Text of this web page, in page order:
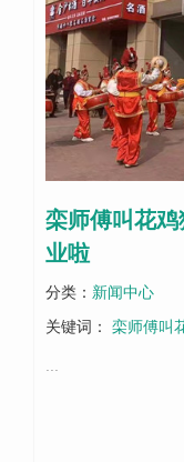
栾师傅叫花
业啦
分类： 新闻中心
关键词：
栾师傅叫